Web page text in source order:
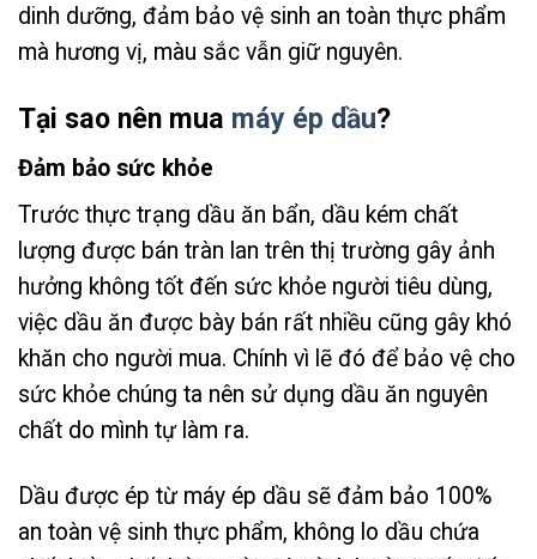
dinh dưỡng, đảm bảo vệ sinh an toàn thực phẩm
mà hương vị, màu sắc vẫn giữ nguyên.
Tại sao nên mua máy ép dầu?
Đảm bảo sức khỏe
Trước thực trạng dầu ăn bẩn, dầu kém chất
lượng được bán tràn lan trên thị trường gây ảnh
hưởng không tốt đến sức khỏe người tiêu dùng,
việc dầu ăn được bày bán rất nhiều cũng gây khó
khăn cho người mua. Chính vì lẽ đó để bảo vệ cho
sức khỏe chúng ta nên sử dụng dầu ăn nguyên
chất do mình tự làm ra.
Dầu được ép từ máy ép dầu sẽ đảm bảo 100%
an toàn vệ sinh thực phẩm, không lo dầu chứa